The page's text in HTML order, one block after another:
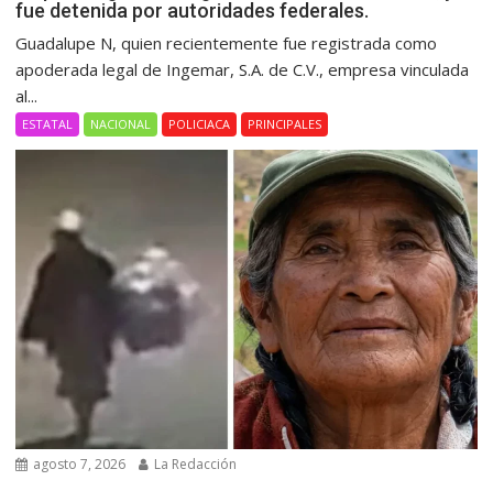
fue detenida por autoridades federales.
Guadalupe N, quien recientemente fue registrada como
apoderada legal de Ingemar, S.A. de C.V., empresa vinculada
al...
ESTATAL NACIONAL POLICIACA PRINCIPALES
agosto 7, 2026 La Redacción